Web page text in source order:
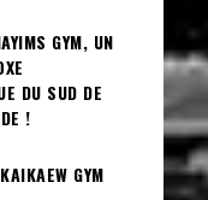
GYM, UN
DU SUD DE
!
GYM